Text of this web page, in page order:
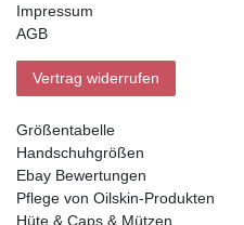
Impressum
AGB
Vertrag widerrufen
Größentabelle
Handschuhgrößen
Ebay Bewertungen
Pflege von Oilskin-Produkten
Hüte & Caps & Mützen